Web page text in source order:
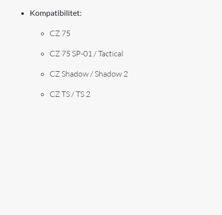
Kompatibilitet:
CZ 75
CZ 75 SP-01 / Tactical
CZ Shadow / Shadow 2
CZ TS / TS 2